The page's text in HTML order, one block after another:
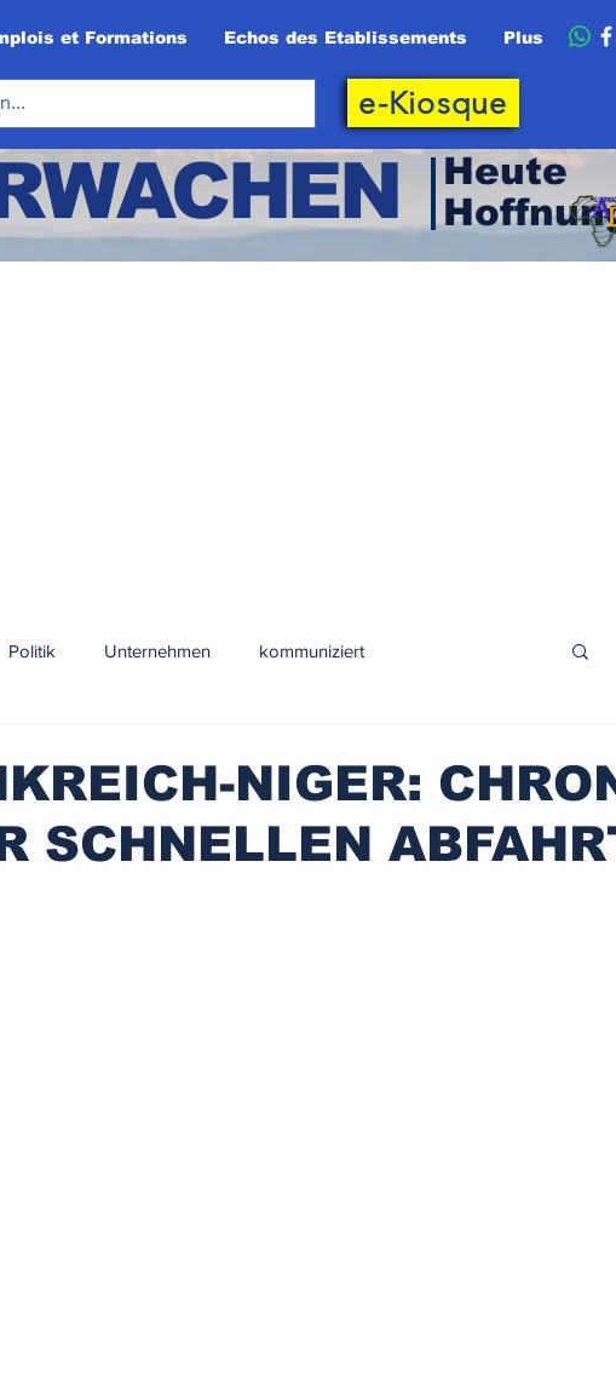
et Formations Echos des Etablissements Plus
e-Kiosque
Heute
Politik Unternehmen kommuniziert
NIGER:
SCHNELLEN